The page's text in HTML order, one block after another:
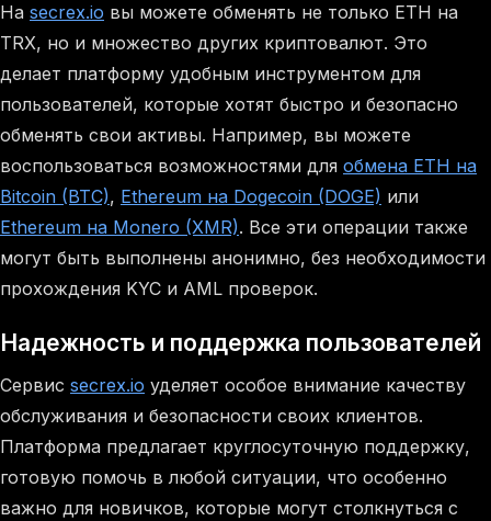
На secrex.io вы можете обменять не только ETH на
TRX, но и множество других криптовалют. Это
делает платформу удобным инструментом для
пользователей, которые хотят быстро и безопасно
обменять свои активы. Например, вы можете
воспользоваться возможностями для обмена ETH на
Bitcoin (BTC), Ethereum на Dogecoin (DOGE) или
Ethereum на Monero (XMR). Все эти операции также
могут быть выполнены анонимно, без необходимости
прохождения KYC и AML проверок.
Надежность и поддержка пользователей
Сервис secrex.io уделяет особое внимание качеству
обслуживания и безопасности своих клиентов.
Платформа предлагает круглосуточную поддержку,
готовую помочь в любой ситуации, что особенно
важно для новичков, которые могут столкнуться с